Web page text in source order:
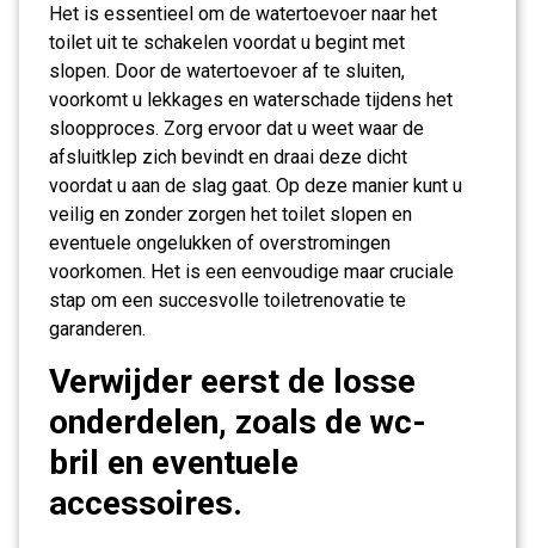
Het is essentieel om de watertoevoer naar het
toilet uit te schakelen voordat u begint met
slopen. Door de watertoevoer af te sluiten,
voorkomt u lekkages en waterschade tijdens het
sloopproces. Zorg ervoor dat u weet waar de
afsluitklep zich bevindt en draai deze dicht
voordat u aan de slag gaat. Op deze manier kunt u
veilig en zonder zorgen het toilet slopen en
eventuele ongelukken of overstromingen
voorkomen. Het is een eenvoudige maar cruciale
stap om een succesvolle toiletrenovatie te
garanderen.
Verwijder eerst de losse
onderdelen, zoals de wc-
bril en eventuele
accessoires.